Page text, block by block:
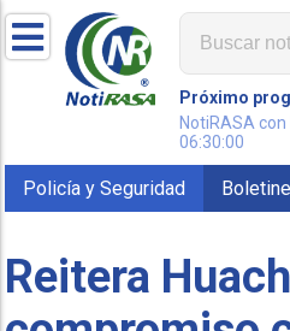
Próximo
NotiRASA
06:30:00
Policía y Seguridad
Reitera